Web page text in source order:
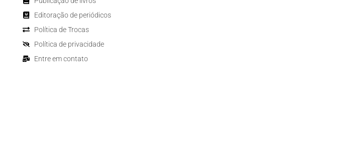
Editoração de periódicos
Política de Trocas
Política de privacidade
Entre em contato